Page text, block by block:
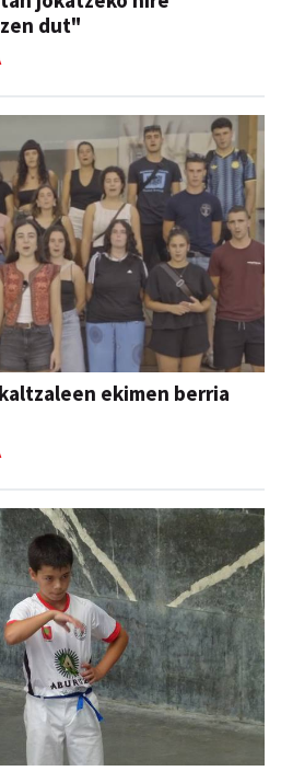
dut"
ekimen berria